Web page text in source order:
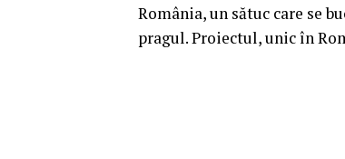
România, un sătuc care se
pragul. Proiectul, unic în